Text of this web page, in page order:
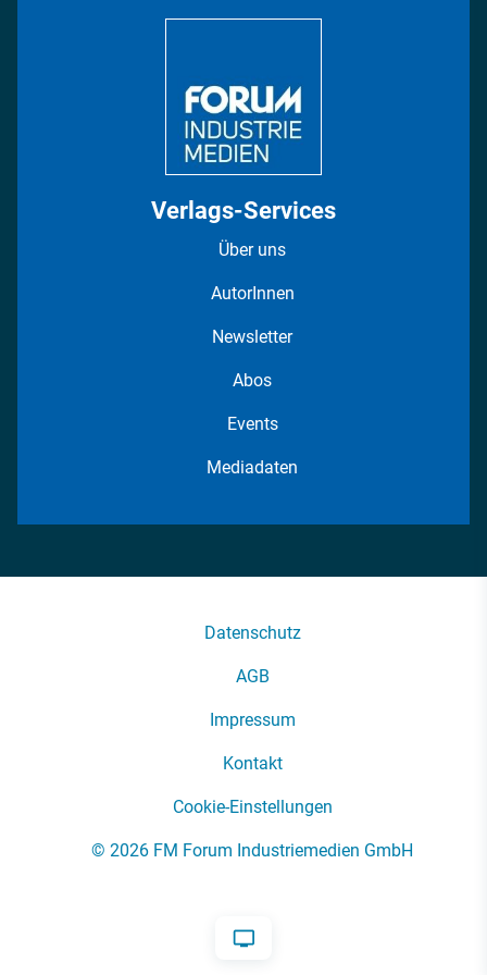
Verlags-Services
Über uns
AutorInnen
Newsletter
Abos
Events
Mediadaten
Datenschutz
AGB
Impressum
Kontakt
Cookie-Einstellungen
© 2026 FM Forum Industriemedien GmbH